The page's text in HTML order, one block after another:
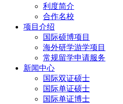
利度简介
合作名校
项目介绍
国际硕博项目
海外研学游学项目
常规留学申请服务
新闻中心
国际双证硕士
国际单证硕士
国际单证博士